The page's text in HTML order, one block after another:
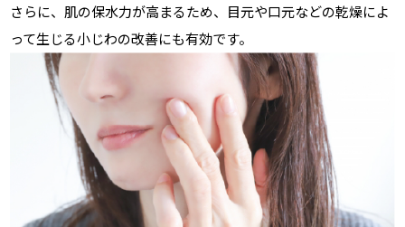
さらに、肌の保水力が高まるため、目元や口元などの乾燥によ
って生じる小じわの改善にも有効です。